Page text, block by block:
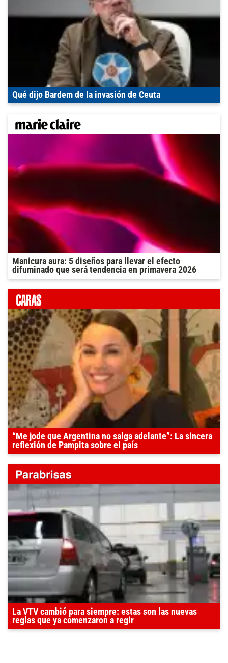
Qué dijo Bardem de la invasión de Ceuta
Manicura aura: 5 diseños para llevar el efecto
difuminado que será tendencia en primavera 2026
“Me jode que Argentina no salga adelante”: La sincera
reflexión de Pampita sobre el país
La VTV cambió para siempre: estas son las nuevas
reglas que ya comenzaron a regir